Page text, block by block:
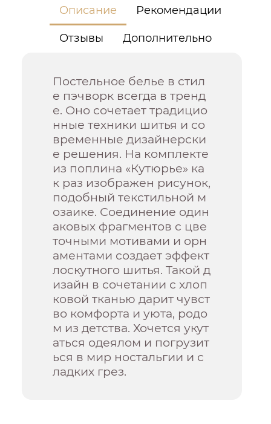
Описание Рекомендации
Отзывы Дополнительно
Постельное белье в стил
е пэчворк всегда в тренд
е. Оно сочетает традицио
нные техники шитья и со
временные дизайнерски
е решения. На комплекте
из поплина «Кутюрье» ка
к раз изображен рисунок,
подобный текстильной м
озаике. Соединение один
аковых фрагментов с цве
точными мотивами и орн
аментами создает эффект
лоскутного шитья. Такой д
изайн в сочетании с хлоп
ковой тканью дарит чувст
во комфорта и уюта, родо
м из детства. Хочется укут
аться одеялом и погрузит
ься в мир ностальгии и с
ладких грез.